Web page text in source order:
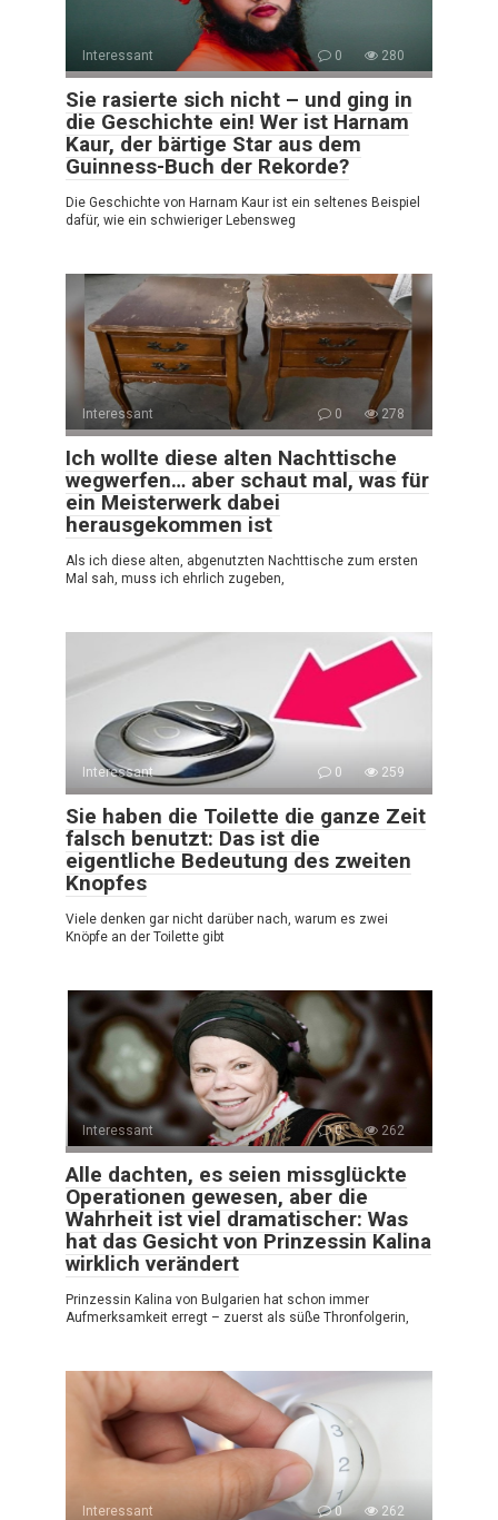
Interessant 0 280
Sie rasierte sich nicht – und ging in
die Geschichte ein! Wer ist Harnam
Kaur, der bärtige Star aus dem
Guinness-Buch der Rekorde?
Die Geschichte von Harnam Kaur ist ein seltenes Beispiel
dafür, wie ein schwieriger Lebensweg
Interessant 0 278
Ich wollte diese alten Nachttische
wegwerfen… aber schaut mal, was für
ein Meisterwerk dabei
herausgekommen ist
Als ich diese alten, abgenutzten Nachttische zum ersten
Mal sah, muss ich ehrlich zugeben,
Interessant 0 259
Sie haben die Toilette die ganze Zeit
falsch benutzt: Das ist die
eigentliche Bedeutung des zweiten
Knopfes
Viele denken gar nicht darüber nach, warum es zwei
Knöpfe an der Toilette gibt
Interessant 0 262
Alle dachten, es seien missglückte
Operationen gewesen, aber die
Wahrheit ist viel dramatischer: Was
hat das Gesicht von Prinzessin Kalina
wirklich verändert
Prinzessin Kalina von Bulgarien hat schon immer
Aufmerksamkeit erregt – zuerst als süße Thronfolgerin,
Interessant 0 262